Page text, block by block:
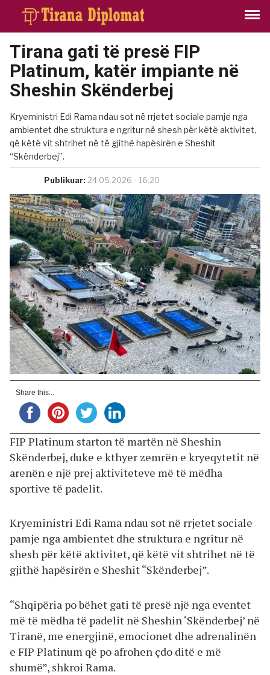
Tirana gati të presë FIP
Platinum, katër impiante në
Sheshin Skënderbej
Kryeministri Edi Rama ndau sot në rrjetet sociale pamje nga
ambientet dhe struktura e ngritur në shesh për këtë aktivitet,
që këtë vit shtrihet në të gjithë hapësirën e Sheshit
“Skënderbej”.
Publikuar: 24.05.2026 - 16:20
Share this...
FIP Platinum starton të martën në Sheshin
Skënderbej, duke e kthyer zemrën e kryeqytetit në
arenën e një prej aktiviteteve më të mëdha
sportive të padelit.
Kryeministri Edi Rama ndau sot në rrjetet sociale
pamje nga ambientet dhe struktura e ngritur në
shesh për këtë aktivitet, që këtë vit shtrihet në të
gjithë hapësirën e Sheshit “Skënderbej”.
“Shqipëria po bëhet gati të presë një nga eventet
më të mëdha të padelit në Sheshin ‘Skënderbej’ në
Tiranë, me energjinë, emocionet dhe adrenalinën
e FIP Platinum që po afrohen çdo ditë e më
shumë”, shkroi Rama.